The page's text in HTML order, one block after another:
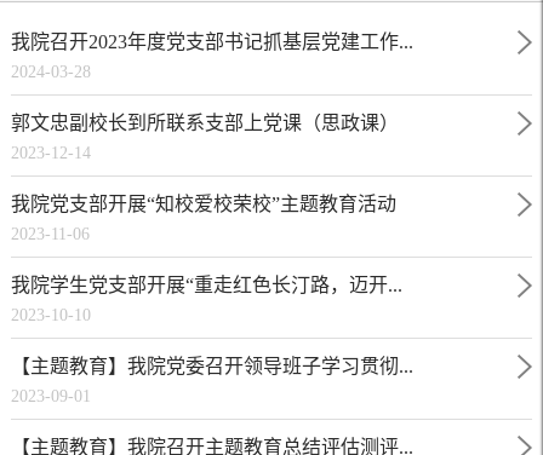
我院召开2023年度党支部书记抓基层党建工作...
2024-03-28
郭文忠副校长到所联系支部上党课（思政课）
2023-12-14
我院党支部开展“知校爱校荣校”主题教育活动
2023-11-06
我院学生党支部开展“重走红色长汀路，迈开...
2023-10-10
【主题教育】我院党委召开领导班子学习贯彻...
2023-09-01
【主题教育】我院召开主题教育总结评估测评...